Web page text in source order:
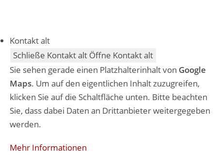
Kontakt alt
Schließe Kontakt alt Öffne Kontakt alt
Sie sehen gerade einen Platzhalterinhalt von Google
Maps. Um auf den eigentlichen Inhalt zuzugreifen,
klicken Sie auf die Schaltfläche unten. Bitte beachten
Sie, dass dabei Daten an Drittanbieter weitergegeben
werden.
Mehr Informationen